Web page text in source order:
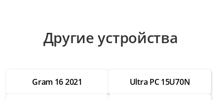
от 2 500 ₽
Настройка операционной системы
Другие устройства
Gram 16 2021 Ultra PC 15U70N